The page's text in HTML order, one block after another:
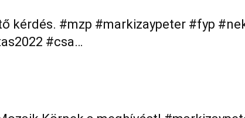
kérdés. #mzp #markizaypeter #fyp
#csa…